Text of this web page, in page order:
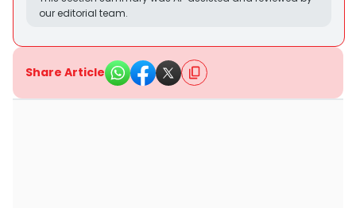
our editorial team.
Share Article